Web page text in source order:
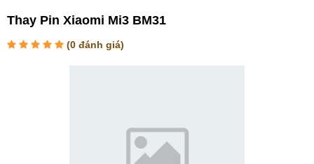
Thay Pin Xiaomi Mi3 BM31
(0 đánh giá)